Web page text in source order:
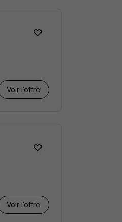
Voir l’offre
Voir l’offre